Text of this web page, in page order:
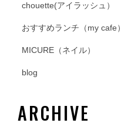
chouette(アイラッシュ）
おすすめランチ（my cafe）
MICURE（ネイル）
blog
ARCHIVE